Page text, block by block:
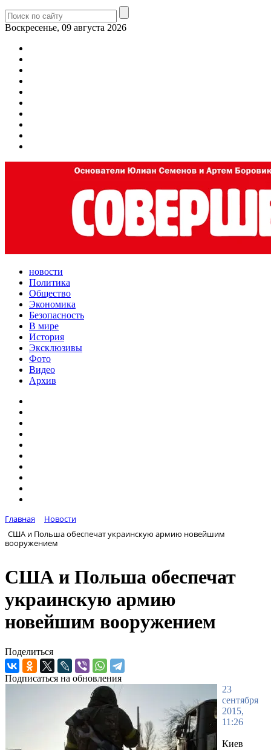
Воскресенье, 09 августа 2026
новости
Политика
Общество
Экономика
Безопасность
В мире
История
Эксклюзивы
Фото
Видео
Архив
Главная
Новости
США и Польша обеспечат украинскую армию новейшим
вооружением
США и Польша обеспечат
украинскую армию
новейшим вооружением
Поделиться
Подписаться на обновления
23
сентября
2015,
11:26
Киев